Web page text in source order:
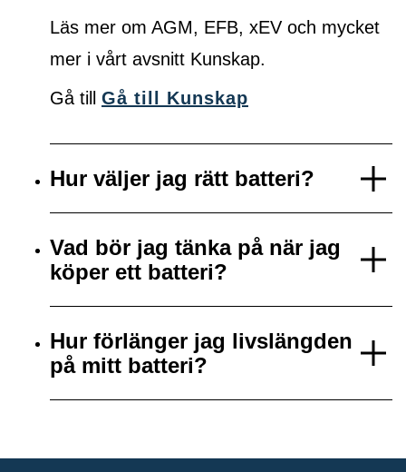
Läs mer om AGM, EFB, xEV och mycket
mer i vårt avsnitt Kunskap.
Gå till Gå till Kunskap
Hur väljer jag rätt batteri?
Vad bör jag tänka på när jag
köper ett batteri?
Hur förlänger jag livslängden
på mitt batteri?